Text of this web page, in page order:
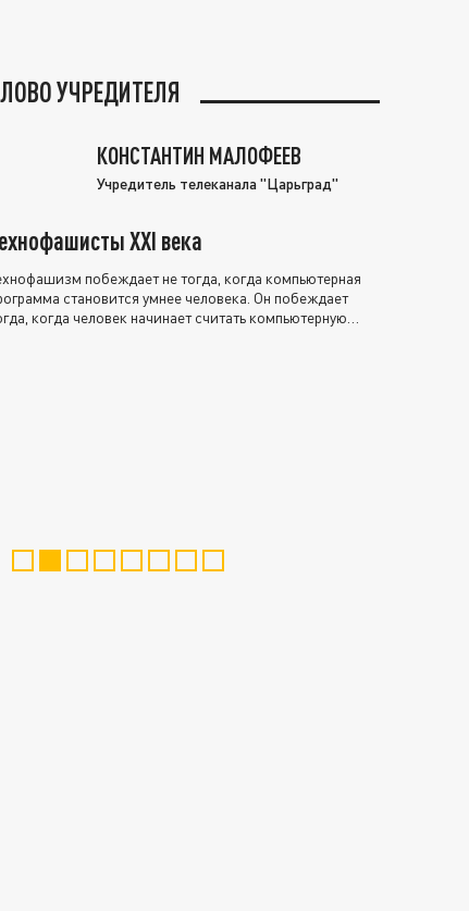
УЧРЕДИТЕЛЯ
КОНСТАНТИН МАЛОФЕЕВ
Учредитель телеканала "Царьград"
XXI века
побеждает не тогда, когда компьютерная
становится умнее человека. Он побеждает
когда человек начинает считать компьютерную